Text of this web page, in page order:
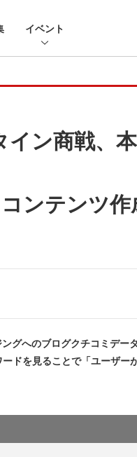
イベント
ン商戦、
ンテンツ作
グへのブログクチコミデ
ドを見ることで「ユーザ